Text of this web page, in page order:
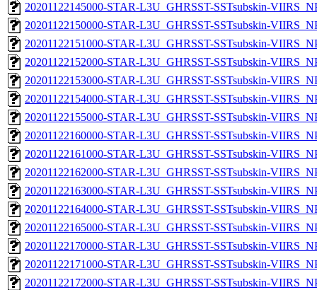
20201122145000-STAR-L3U_GHRSST-SSTsubskin-
20201122150000-STAR-L3U_GHRSST-SSTsubskin-
20201122151000-STAR-L3U_GHRSST-SSTsubskin-
20201122152000-STAR-L3U_GHRSST-SSTsubskin-
20201122153000-STAR-L3U_GHRSST-SSTsubskin-
20201122154000-STAR-L3U_GHRSST-SSTsubskin-
20201122155000-STAR-L3U_GHRSST-SSTsubskin-
20201122160000-STAR-L3U_GHRSST-SSTsubskin-
20201122161000-STAR-L3U_GHRSST-SSTsubskin-
20201122162000-STAR-L3U_GHRSST-SSTsubskin-
20201122163000-STAR-L3U_GHRSST-SSTsubskin-
20201122164000-STAR-L3U_GHRSST-SSTsubskin-
20201122165000-STAR-L3U_GHRSST-SSTsubskin-
20201122170000-STAR-L3U_GHRSST-SSTsubskin-
20201122171000-STAR-L3U_GHRSST-SSTsubskin-
20201122172000-STAR-L3U_GHRSST-SSTsubskin-